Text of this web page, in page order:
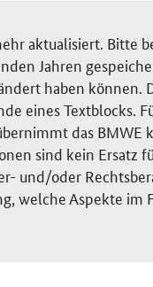
aktualisiert. Bitte
Jahren
haben können.
eines Textblocks.
das BMWE
sind kein Ersatz
und/oder
welche Aspekte im